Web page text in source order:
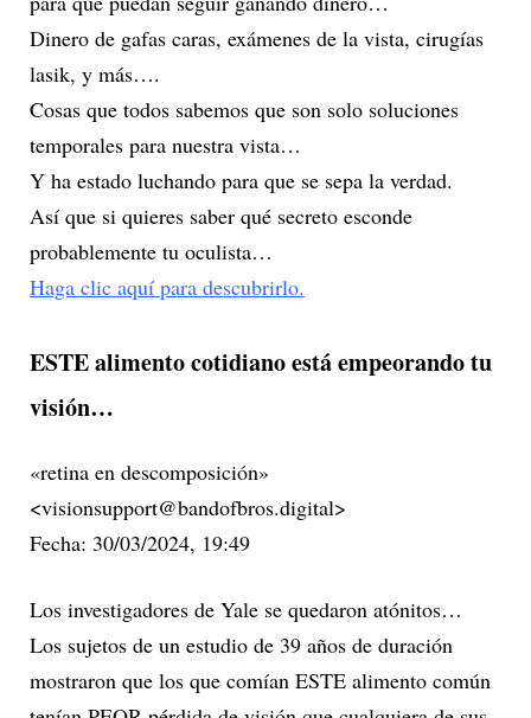
Dinero de gafas caras, exámenes de la vista, cirugías
lasik, y más….
Cosas que todos sabemos que son solo soluciones
temporales para nuestra vista…
Y ha estado luchando para que se sepa la verdad.
Así que si quieres saber qué secreto esconde
probablemente tu oculista…
Haga clic aquí para descubrirlo.
ESTE alimento cotidiano está empeorando tu
visión…
«retina en descomposición»
<visionsupport@bandofbros.digital>
Fecha: 30/03/2024, 19:49
Los investigadores de Yale se quedaron atónitos…
Los sujetos de un estudio de 39 años de duración
mostraron que los que comían ESTE alimento común